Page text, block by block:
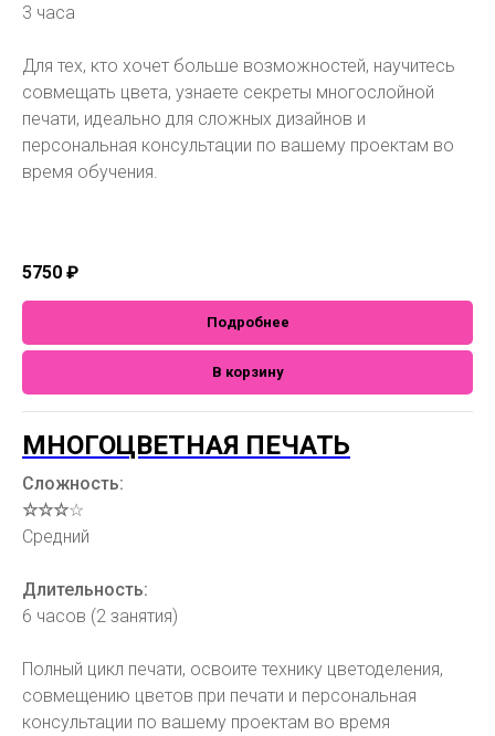
3 часа
Для тех, кто хочет больше возможностей, научитесь
совмещать цвета, узнаете секреты многослойной
печати, идеально для сложных дизайнов и
персональная консультации по вашему проектам во
время обучения.
5750 ₽
Подробнее
В корзину
МНОГОЦВЕТНАЯ ПЕЧАТЬ
Сложность:
☆☆☆☆
Средний
Длительность:
6 часов (2 занятия)
Полный цикл печати, освоите технику цветоделения,
совмещению цветов при печати и персональная
консультации по вашему проектам во время